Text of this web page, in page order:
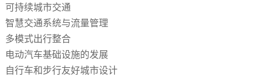
可持续城市交通
智慧交通系统与流量管理
多模式出行整合
电动汽车基础设施的发展
自行车和步行友好城市设计